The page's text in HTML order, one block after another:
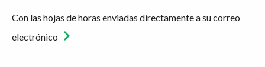
Con las hojas de horas enviadas directamente a su correo
electrónico